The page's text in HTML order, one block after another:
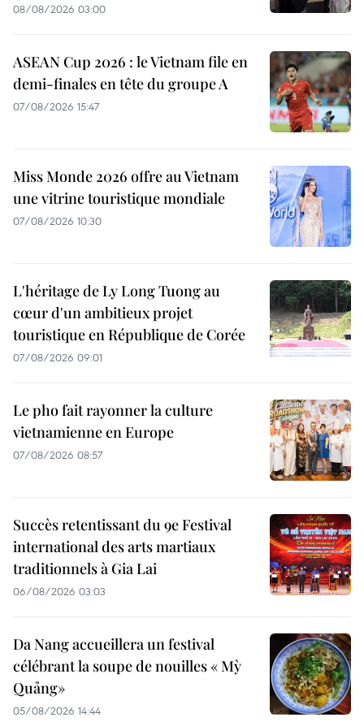
08/08/2026 03:00
ASEAN Cup 2026 : le Vietnam file en
demi-finales en tête du groupe A
07/08/2026 15:47
Miss Monde 2026 offre au Vietnam
une vitrine touristique mondiale
07/08/2026 10:30
L'héritage de Ly Long Tuong au
cœur d'un ambitieux projet
touristique en République de Corée
07/08/2026 09:01
Le pho fait rayonner la culture
vietnamienne en Europe
07/08/2026 08:57
Succès retentissant du 9e Festival
international des arts martiaux
traditionnels à Gia Lai
06/08/2026 03:03
Da Nang accueillera un festival
célébrant la soupe de nouilles « Mỳ
Quảng»
05/08/2026 14:44